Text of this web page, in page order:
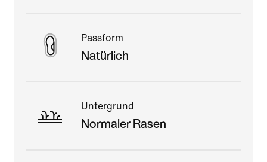
Passform
Natürlich
Untergrund
Normaler Rasen